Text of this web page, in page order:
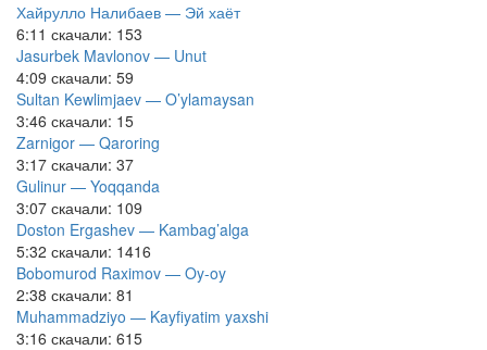
Хайрулло Налибаев — Эй хаёт
6:11 скачали: 153
Jasurbek Mavlonov — Unut
4:09 скачали: 59
Sultan Kewlimjaev — O’ylamaysan
3:46 скачали: 15
Zarnigor — Qaroring
3:17 скачали: 37
Gulinur — Yoqqanda
3:07 скачали: 109
Doston Ergashev — Kambag’alga
5:32 скачали: 1416
Bobomurod Raximov — Oy-oy
2:38 скачали: 81
Muhammadziyo — Kayfiyatim yaxshi
3:16 скачали: 615